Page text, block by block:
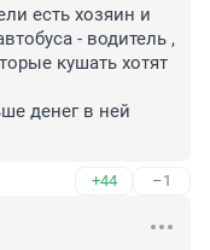
есть хозяин и
- водитель ,
кушать хотят
денег в ней
+44 –1